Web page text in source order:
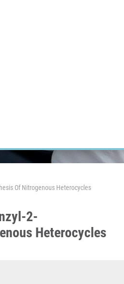
Of Nitrogenous Heterocycles
2-
Heterocycles